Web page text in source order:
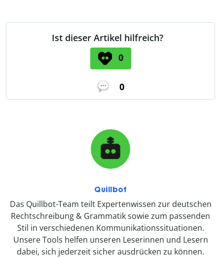
Ist dieser Artikel hilfreich?
0
0
Quillbot
Das Quillbot-Team teilt Expertenwissen zur deutschen
Rechtschreibung & Grammatik sowie zum passenden
Stil in verschiedenen Kommunikationssituationen.
Unsere Tools helfen unseren Leserinnen und Lesern
dabei, sich jederzeit sicher ausdrücken zu können.